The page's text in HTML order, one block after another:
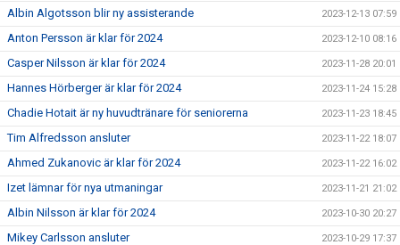
Albin Algotsson blir ny assisterande 2023-12-13 07:59
Anton Persson är klar för 2024 2023-12-10 08:16
Casper Nilsson är klar för 2024 2023-11-28 20:01
Hannes Hörberger är klar för 2024 2023-11-24 15:28
Chadie Hotait är ny huvudtränare för seniorerna 2023-11-23 18:45
Tim Alfredsson ansluter 2023-11-22 18:07
Ahmed Zukanovic är klar för 2024 2023-11-22 16:02
Izet lämnar för nya utmaningar 2023-11-21 21:02
Albin Nilsson är klar för 2024 2023-10-30 20:27
Mikey Carlsson ansluter 2023-10-29 17:37